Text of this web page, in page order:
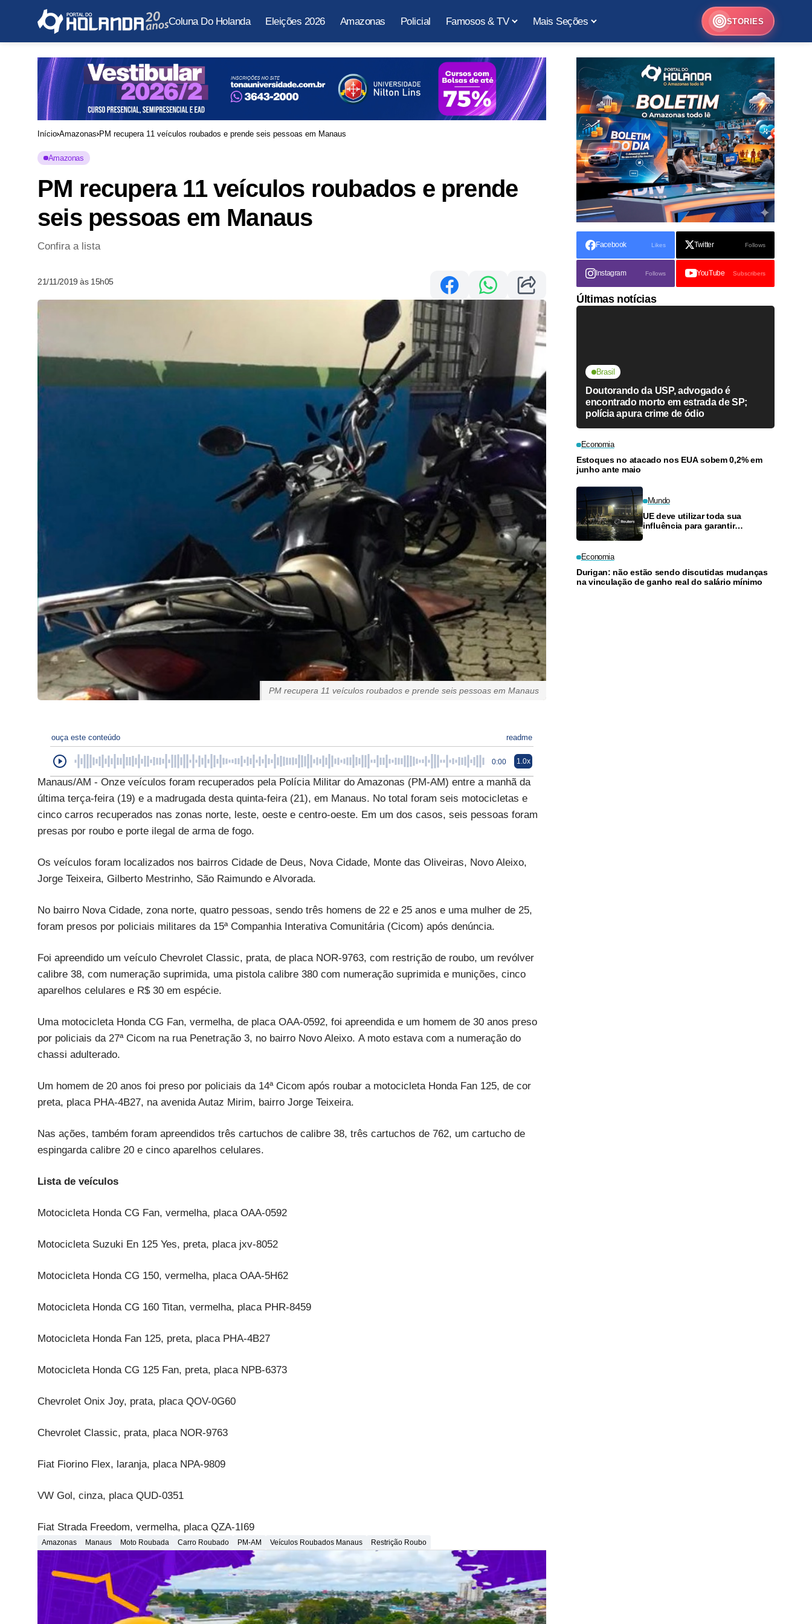
Coluna Do Holanda Eleições 2026 Amazonas Policial Famosos & TV Mais Seções STORIES
Início Amazonas PM recupera 11 veículos roubados e prende seis pessoas em Manaus
Amazonas
PM recupera 11 veículos roubados e prende
seis pessoas em Manaus
Confira a lista
21/11/2019 às 15h05
PM recupera 11 veículos roubados e prende seis pessoas em Manaus
ouça este conteúdo readme
0:00 1.0x
Manaus/AM - Onze veículos foram recuperados pela Polícia Militar do Amazonas (PM-AM) entre a manhã da
última terça-feira (19) e a madrugada desta quinta-feira (21), em Manaus. No total foram seis motocicletas e
cinco carros recuperados nas zonas norte, leste, oeste e centro-oeste. Em um dos casos, seis pessoas foram
presas por roubo e porte ilegal de arma de fogo.
Os veículos foram localizados nos bairros Cidade de Deus, Nova Cidade, Monte das Oliveiras, Novo Aleixo,
Jorge Teixeira, Gilberto Mestrinho, São Raimundo e Alvorada.
No bairro Nova Cidade, zona norte, quatro pessoas, sendo três homens de 22 e 25 anos e uma mulher de 25,
foram presos por policiais militares da 15ª Companhia Interativa Comunitária (Cicom) após denúncia.
Foi apreendido um veículo Chevrolet Classic, prata, de placa NOR-9763, com restrição de roubo, um revólver
calibre 38, com numeração suprimida, uma pistola calibre 380 com numeração suprimida e munições, cinco
aparelhos celulares e R$ 30 em espécie.
Uma motocicleta Honda CG Fan, vermelha, de placa OAA-0592, foi apreendida e um homem de 30 anos preso
por policiais da 27ª Cicom na rua Penetração 3, no bairro Novo Aleixo. A moto estava com a numeração do
chassi adulterado.
Um homem de 20 anos foi preso por policiais da 14ª Cicom após roubar a motocicleta Honda Fan 125, de cor
preta, placa PHA-4B27, na avenida Autaz Mirim, bairro Jorge Teixeira.
Nas ações, também foram apreendidos três cartuchos de calibre 38, três cartuchos de 762, um cartucho de
espingarda calibre 20 e cinco aparelhos celulares.
Lista de veículos
Motocicleta Honda CG Fan, vermelha, placa OAA-0592
Motocicleta Suzuki En 125 Yes, preta, placa jxv-8052
Motocicleta Honda CG 150, vermelha, placa OAA-5H62
Motocicleta Honda CG 160 Titan, vermelha, placa PHR-8459
Motocicleta Honda Fan 125, preta, placa PHA-4B27
Motocicleta Honda CG 125 Fan, preta, placa NPB-6373
Chevrolet Onix Joy, prata, placa QOV-0G60
Chevrolet Classic, prata, placa NOR-9763
Fiat Fiorino Flex, laranja, placa NPA-9809
VW Gol, cinza, placa QUD-0351
Fiat Strada Freedom, vermelha, placa QZA-1I69
Amazonas Manaus Moto Roubada Carro Roubado PM-AM Veículos Roubados Manaus Restrição Roubo
Facebook Likes Twitter Follows
Instagram Follows YouTube Subscribers
Últimas notícias
Brasil
Doutorando da USP, advogado é
encontrado morto em estrada de SP;
polícia apura crime de ódio
Economia
Estoques no atacado nos EUA sobem 0,2% em
junho ante maio
Mundo
UE deve utilizar toda sua
influência para garantir
Economia
Durigan: não estão sendo discutidas mudanças
na vinculação de ganho real do salário mínimo